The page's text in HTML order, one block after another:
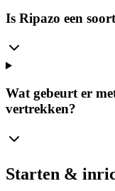
Is Ripazo een
Wat gebeurt er
vertrekken?
Starten &